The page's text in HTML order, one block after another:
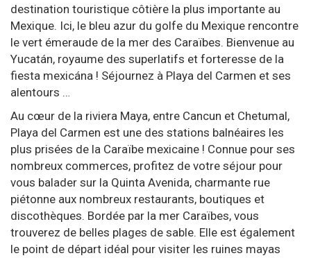
destination touristique côtière la plus importante au
Mexique. Ici, le bleu azur du golfe du Mexique rencontre
le vert émeraude de la mer des Caraïbes. Bienvenue au
Yucatán, royaume des superlatifs et forteresse de la
fiesta mexicána ! Séjournez à Playa del Carmen et ses
alentours …
Au cœur de la riviera Maya, entre Cancun et Chetumal,
Playa del Carmen est une des stations balnéaires les
plus prisées de la Caraïbe mexicaine ! Connue pour ses
nombreux commerces, profitez de votre séjour pour
vous balader sur la Quinta Avenida, charmante rue
piétonne aux nombreux restaurants, boutiques et
discothèques. Bordée par la mer Caraïbes, vous
trouverez de belles plages de sable. Elle est également
le point de départ idéal pour visiter les ruines mayas